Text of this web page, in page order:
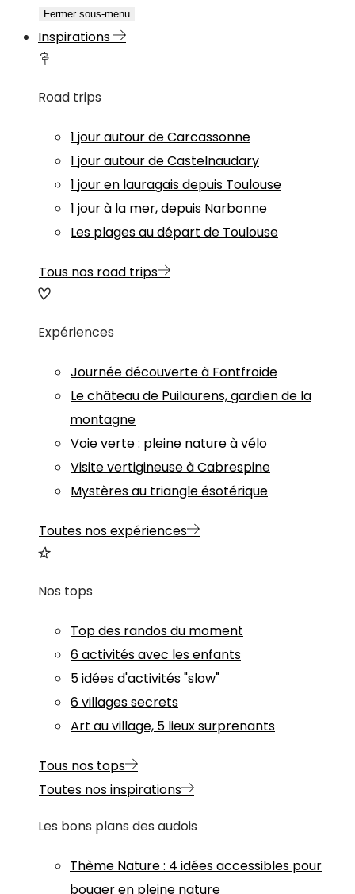
Fermer sous-menu
Inspirations
Road trips
1 jour autour de Carcassonne
1 jour autour de Castelnaudary
1 jour en lauragais depuis Toulouse
1 jour à la mer, depuis Narbonne
Les plages au départ de Toulouse
Tous nos road trips
Expériences
Journée découverte à Fontfroide
Le château de Puilaurens, gardien de la
montagne
Voie verte : pleine nature à vélo
Visite vertigineuse à Cabrespine
Mystères au triangle ésotérique
Toutes nos expériences
Nos tops
Top des randos du moment
6 activités avec les enfants
5 idées d'activités "slow"
6 villages secrets
Art au village, 5 lieux surprenants
Tous nos tops
Toutes nos inspirations
Les bons plans des audois
Thème Nature: 4 idées accessibles pour
bouger en pleine nature